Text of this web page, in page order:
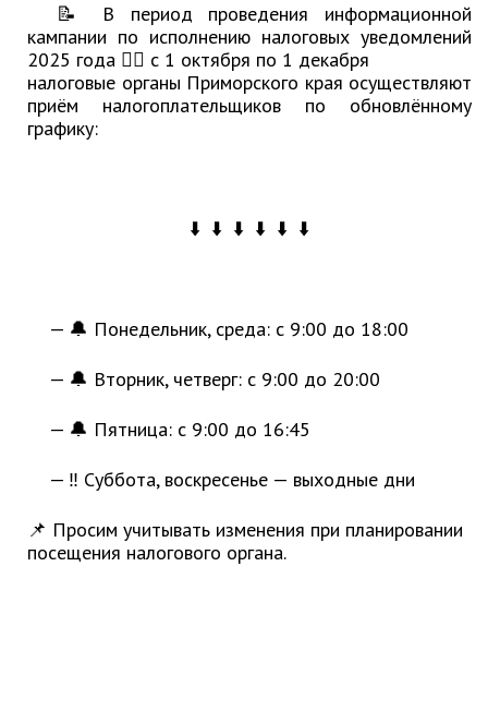
Дума МОГП
Избирательная комиссия
Контрольно-счётная палата
Противодействие коррупции
МИФНС № 16 по ПК
Фонд пенсионного и социального
страхования
Отделение КГКУ "ПЦЗН" в г.
📝 В период проведения информационной
кампании по исполнению налоговых уведомлений
2025 года 👉🏻 с 1 октября по 1 декабря
налоговые органы Приморского края осуществляют
приём налогоплательщиков по обновлённому
графику:
⬇️ ⬇️ ⬇️ ⬇️ ⬇️ ⬇️
🔔 Понедельник, среда: с 9:00 до 18:00
🔔 Вторник, четверг: с 9:00 до 20:00
🔔 Пятница: с 9:00 до 16:45
‼️ Суббота, воскресенье — выходные дни
📌 Просим учитывать изменения при планировании
посещения налогового органа.